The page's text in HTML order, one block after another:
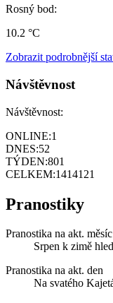
Rosný bod:
10.2 °C
Zobrazit podrobnější
Návštěvnost
Návštěvnost:
ONLINE:1
DNES:52
TÝDEN:801
CELKEM:1414121
Pranostiky
Pranostika na akt. měsíc
Srpen k zimě
Pranostika na akt. den
Na svatého